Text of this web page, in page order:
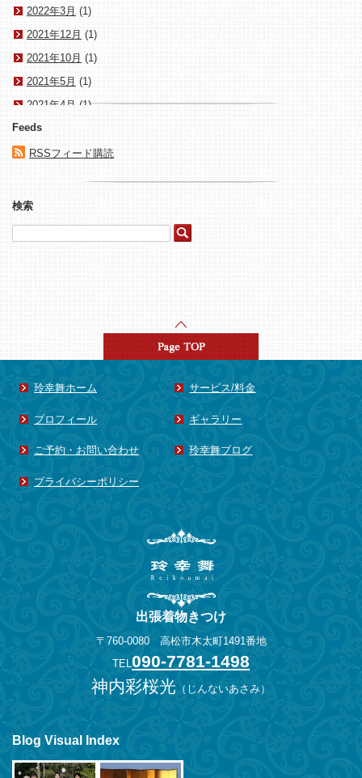
2022年3月 (1)
2021年12月 (1)
2021年10月 (1)
2021年5月 (1)
2021年4月 (1)
2021年3月
2020年1月(1)
2017年8月
2017年4月(1)
2015年8月(1)
2015年1月(15)
2014年8月(1)
2014年7月 (1)
2014年6月
2014年5月(1)
2014年4月(3)
2014年3月 (2)
2014年2月(1)
2013年11月
(1)
2013年10月 (1)
2013年8月 (2)
2013年6月(1)
2013年5月
(1)
2013年4月 (3)
2013年3月
(1)
2013年2月
(1)
2012年12月(1)
2012年7月(1)
Feeds
RSSフィード購読
検索
玲幸舞ホーム サービス/料金
プロフィール ギャラリー
ご予約・お問い合わせ 玲幸舞ブログ
プライバシーポリシー
出張着物きつけ
〒760-0080 高松市木太町1491番地
TEL090-7781-1498
神内彩桜光 （ じんないあさみ）
Blog Visual Index